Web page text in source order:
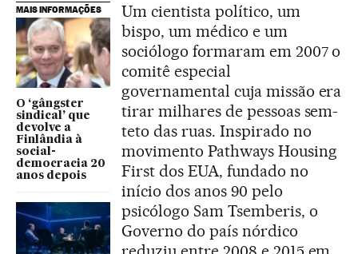
MAIS INFORMAÇÕES
O ‘gângster
sindical’ que
devolve a
Finlândia à
social-
democracia 20
anos depois
Um cientista político, um
bispo, um médico e um
sociólogo formaram em 2007 o
comitê especial
governamental cuja missão era
tirar milhares de pessoas sem-
teto das ruas. Inspirado no
movimento Pathways Housing
First dos EUA, fundado no
início dos anos 90 pelo
psicólogo Sam Tsemberis, o
Governo do país nórdico